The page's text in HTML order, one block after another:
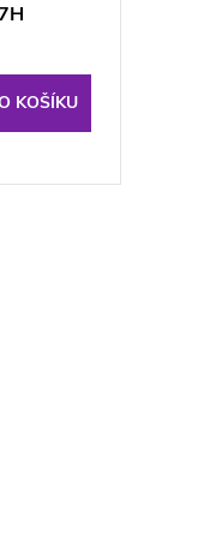
KOŠÍKU